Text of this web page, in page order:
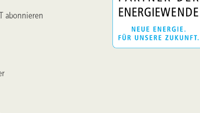
abonnieren